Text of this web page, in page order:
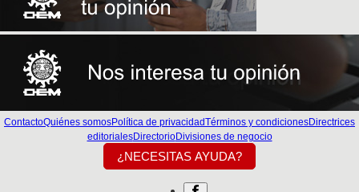
ContactoQuiénes somosPolítica de privacidadTérminos y condicionesDirectrices
editorialesDirectorioDivisiones de negocio
¿NECESITAS AYUDA?